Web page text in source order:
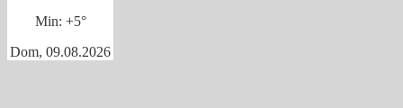
Min: +5°
Dom, 09.08.2026